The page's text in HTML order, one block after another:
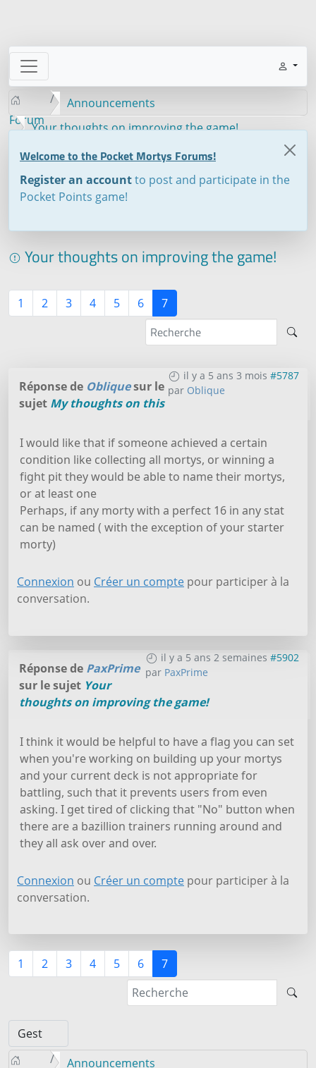
Forum
Announcements
Your thoughts on improving the game!
Welcome to the Pocket Mortys Forums!
Register an accountto post and participate in the
Pocket Points game!
Your thoughts on improving the game!
1 2 3 4 5 6 7
il y a 5 ans 3 mois #5787
par Oblique
Réponse de Obliquesur le
sujet My thoughts on this
I would like that if someone achieved a certain
condition like collecting all mortys, or winning a
fight pit they would be able to name their mortys,
or at least one
Perhaps, if any morty with a perfect 16 in any stat
can be named ( with the exception of your starter
morty)
Connexion ou Créer un compte pour participer à la
conversation.
il y a 5 ans 2 semaines #5902
par PaxPrime
Réponse de PaxPrime
sur le sujet Your
thoughts on improving the game!
I think it would be helpful to have a flag you can set
when you're working on building up your mortys
and your current deck is not appropriate for
battling, such that it prevents users from even
asking. I get tired of clicking that "No" button when
there are a bazillion trainers running around and
they all ask over and over.
Connexion ou Créer un compte pour participer à la
conversation.
1 2 3 4 5 6 7
Announcements